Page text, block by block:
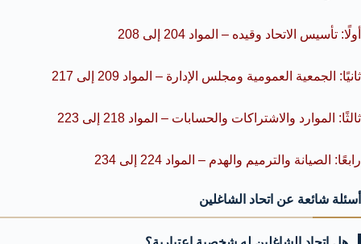
أولًا: تأسيس الاتحاد وقيده – المواد 204 إلى 208
ثانيًا: الجمعية العمومية ومجلس الإدارة – المواد 209 إلى 217
ثالثًا: الموارد والاشتراكات والحسابات – المواد 218 إلى 223
رابعًا: الصيانة والترميم والهدم – المواد 224 إلى 234
أسئلة شائعة عن اتحاد الشاغلين